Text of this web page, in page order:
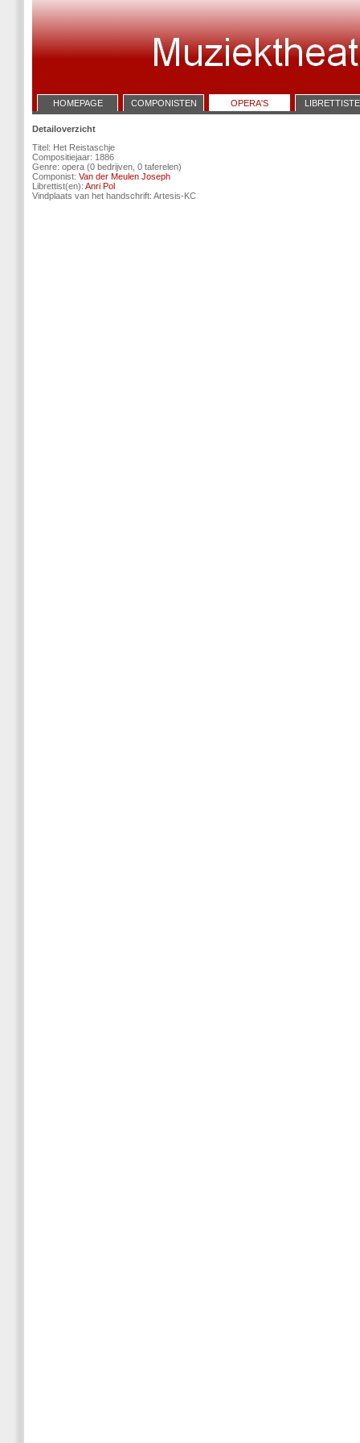
HOMEPAGE COMPONISTEN OPERA'S
Detailoverzicht
Titel: Het Reistaschje
Compositiejaar: 1886
Genre: opera (0 bedrijven, 0 taferelen)
Componist: Van der Meulen Joseph
Librettist(en): Anri Pol
Vindplaats van het handschrift: Artesis-KC